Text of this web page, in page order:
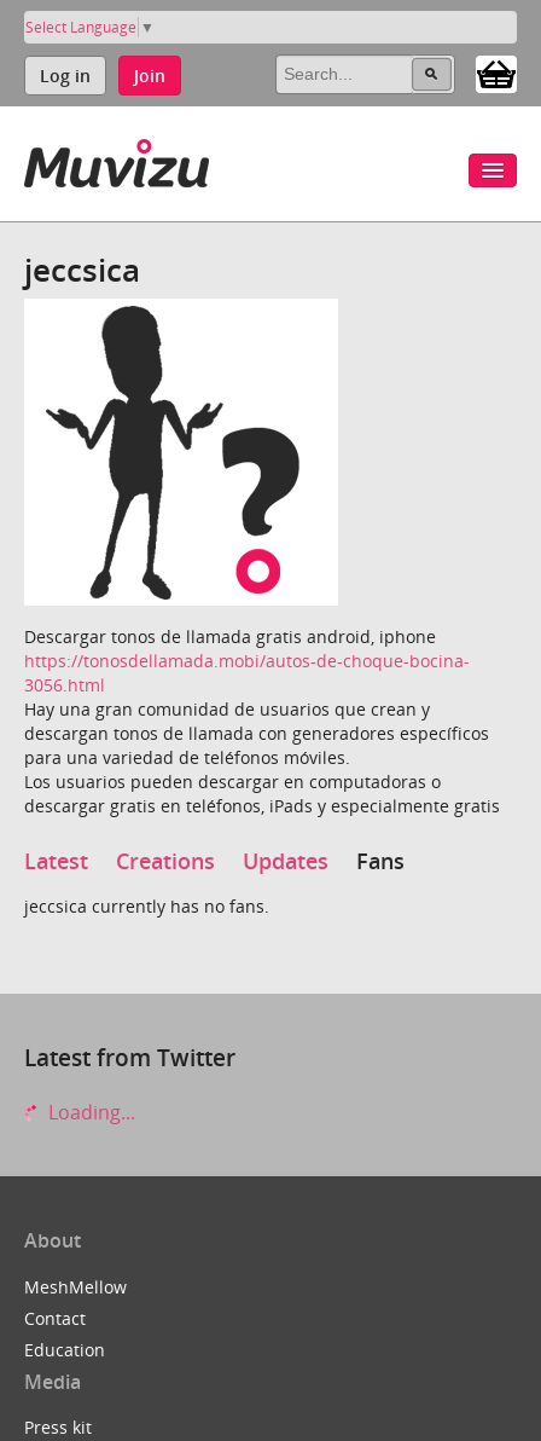
Select Language ▼
Log in Join
jeccsica
Descargar tonos de llamada gratis android, iphone
https://tonosdellamada.mobi/autos-de-choque-bocina-
3056.html
Hay una gran comunidad de usuarios que crean y
descargan tonos de llamada con generadores específicos
para una variedad de teléfonos móviles.
Los usuarios pueden descargar en computadoras o
descargar gratis en teléfonos, iPads y especialmente gratis
Latest Creations Updates Fans
jeccsica currently has no fans.
Latest from Twitter
Loading...
About
MeshMellow
Contact
Education
Media
Press kit